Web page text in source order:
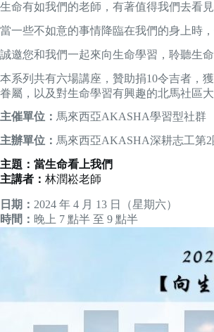
生命有如我們的老師，有著值得我們去看
當一些不如意的事情降臨在我們的身上時
誠邀您和我們一起來向生命學習，聆聽生
本系列共有六場講座，贊助捐10令吉者，
眷屬，以及對生命學習有興趣的北馬社區
主催單位： 馬來西亞AKASHA學習型社群
主辦單位： 馬來西亞AKASHA深耕志工第2
主題：當生命看上我們
主講者： 林潤崧老師
日期： 2024 年 4 月 13 日（星期六）
時間： 晚上 7 點半 至 9 點半